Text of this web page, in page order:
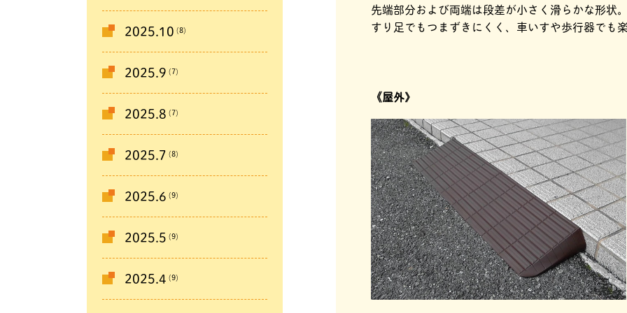
2025.10 (8)
2025.9 (7)
2025.8 (7)
2025.7 (8)
2025.6 (9)
2025.5 (9)
2025.4 (9)
先端部分および両端は段差が小さく滑らかな形状。
すり足でもつまずきにくく、車いすや歩行器でも
《屋外》